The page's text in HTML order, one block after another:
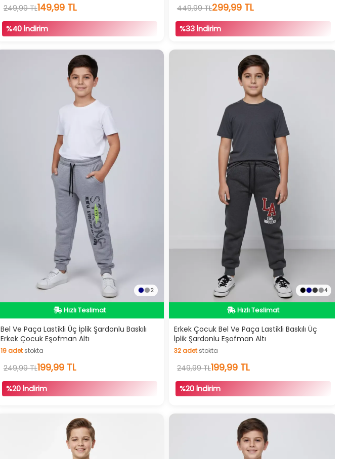
249,99 TL149,99 TL
%40 İndirim
449,99 TL299,99 TL
%33 İndirim
2
İndirimli Ürün
Hızlı Teslimat
İndirimli Ürün
Bel Ve Paça Lastikli Üç İplik Şardonlu Baskılı
Erkek Çocuk Eşofman Altı
19adetstokta
19 adetstokta
249,99 TL199,99 TL
%20 İndirim
4
İndirimli Ürün
Hızlı Teslimat
İndirimli Ürün
Erkek Çocuk Bel Ve Paça Lastikli Baskılı Üç
İplik Şardonlu Eşofman Altı
32adetstokta
32 adetstokta
249,99 TL199,99 TL
%20 İndirim